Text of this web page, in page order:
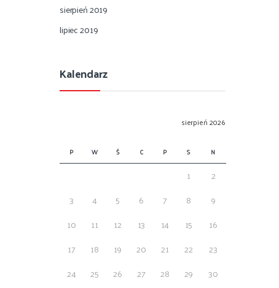
sierpień 2019
lipiec 2019
Kalendarz
sierpień 2026
P W Ś C P S N
1
2
3
4 5 6 7 8
9
10
11 12 13 14 15
16
17
18 19 20 21 22
23
24
25 26 27 28 29
30